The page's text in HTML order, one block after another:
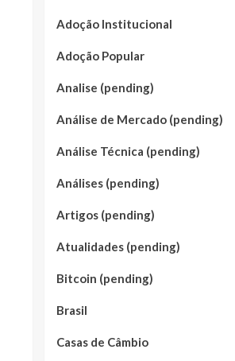
Adoção Institucional
Adoção Popular
Analise (pending)
Análise de Mercado (pending)
Análise Técnica (pending)
Análises (pending)
Artigos (pending)
Atualidades (pending)
Bitcoin (pending)
Brasil
Casas de Câmbio